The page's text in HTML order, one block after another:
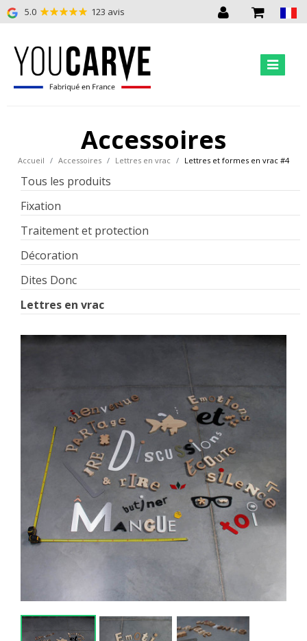
5.0 123 avis
Accessoires
Accueil Accessoires Lettres en vrac Lettres et formes en vrac #4
Tous les produits
Fixation
Traitement et protection
Décoration
Dites Donc
Lettres en vrac